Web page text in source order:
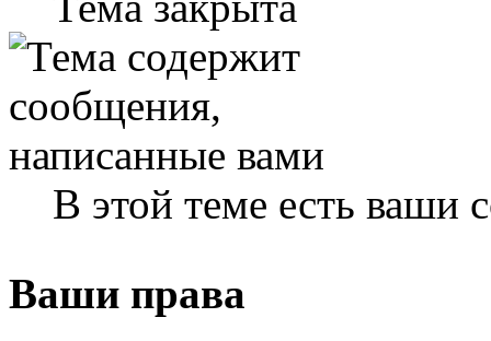
В этой теме есть ваши
Ваши права